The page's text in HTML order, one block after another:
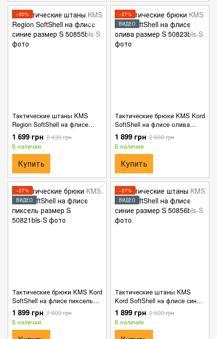
−30%
Тактические штаны KMS
Region SoftShell на флисе
синие размер S
1 699 грн 2 430 грн
В наличии
Купить
−27%
ВИДЕО
Тактические брюки KMS Kord
SoftShell на флисе олива
размер S
1 899 грн 2 600 грн
В наличии
Купить
−27%
ВИДЕО
Тактические брюки KMS Kord
SoftShell на флисе пиксель
размер S
1 899 грн 2 600 грн
В наличии
−27%
ВИДЕО
Тактические штаны KMS
Kord SoftShell на флисе синие
размер S
1 899 грн 2 600 грн
В наличии